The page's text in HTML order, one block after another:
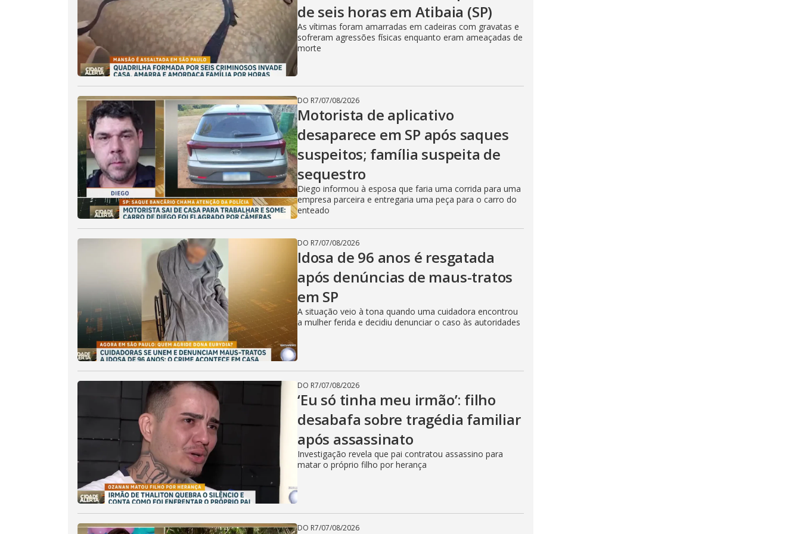
de seis horas em Atibaia (SP)
As vítimas foram amarradas em cadeiras com gravatas e
sofreram agressões físicas enquanto eram ameaçadas de
morte
DO R7/07/08/2026
Motorista de aplicativo
desaparece em SP após saques
suspeitos; família suspeita de
sequestro
Diego informou à esposa que faria uma corrida para uma
empresa parceira e entregaria uma peça para o carro do
enteado
DO R7/07/08/2026
Idosa de 96 anos é resgatada
após denúncias de maus-tratos
em SP
A situação veio à tona quando uma cuidadora encontrou
a mulher ferida e decidiu denunciar o caso às autoridades
DO R7/07/08/2026
‘Eu só tinha meu irmão’: filho
desabafa sobre tragédia familiar
após assassinato
Investigação revela que pai contratou assassino para
matar o próprio filho por herança
DO R7/07/08/2026